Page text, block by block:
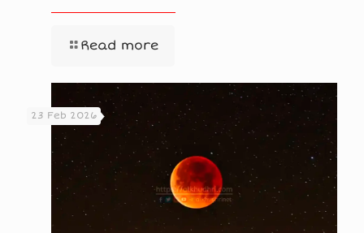
Read more
23 Feb 2026